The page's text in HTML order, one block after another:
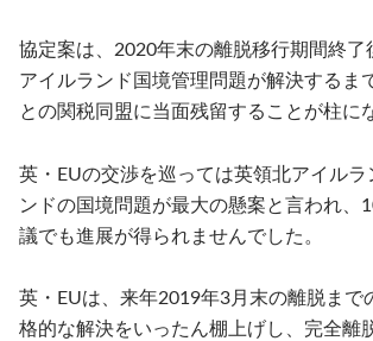
協定案は、2020年末の離脱移行期間終了
アイルランド国境管理問題が解決するま
との関税同盟に当面残留することが柱に
英・EUの交渉を巡っては英領北アイルラ
ンドの国境問題が最大の懸案と言われ、
議でも進展が得られませんでした。
英・EUは、来年2019年3月末の離脱まで
格的な解決をいったん棚上げし、完全離